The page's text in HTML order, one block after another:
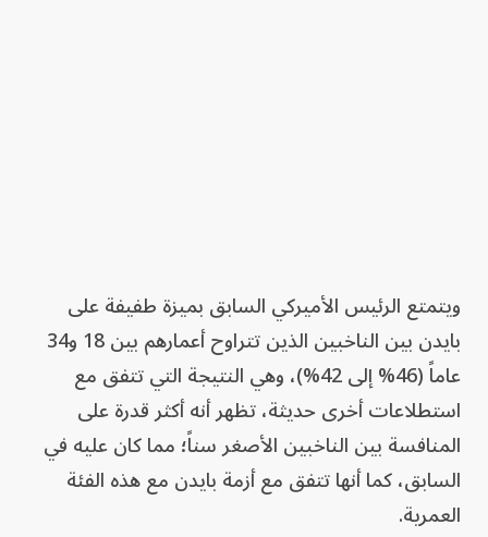
ويتمتع الرئيس الأميركي السابق بميزة طفيفة على
بايدن بين الناخبين الذين تتراوح أعمارهم بين 18 و34
عاماً (46% إلى 42%)، وهي النتيجة التي تتفق مع
استطلاعات أخرى حديثة، تظهر أنه أكثر قدرة على
المنافسة بين الناخبين الأصغر سناً؛ مما كان عليه في
السابق، كما أنها تتفق مع أزمة بايدن مع هذه الفئة
العمرية.